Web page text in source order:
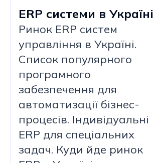
ERP системи в Україні
Ринок ERP систем
управління в Україні.
Список популярного
програмного
забезпечення для
автоматизації бізнес-
процесів. Індивідуальні
ERP для спеціальних
задач. Куди йде ринок